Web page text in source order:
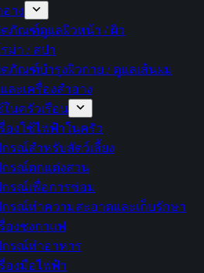
อาง
ตภัณฑ์ดูแลผิวหน้า / ผิว
ม่า / สปา
ภัณฑ์บำรุงผิวกาย / ดูแลเส้นผม
ละเครื่องสำอาง
ในครัวเรือน
องใช้ไฟฟ้าในครัว
รณ์สำหรับสัตว์เลี้ยง
กรณ์ตกแต่งสวน
รณ์เพื่อการซ่อม
รณ์ทำความสะอาดและเก็บรักษา
องชงกาแฟ
กรณ์ทำอาหาร
องมือไฟฟ้า